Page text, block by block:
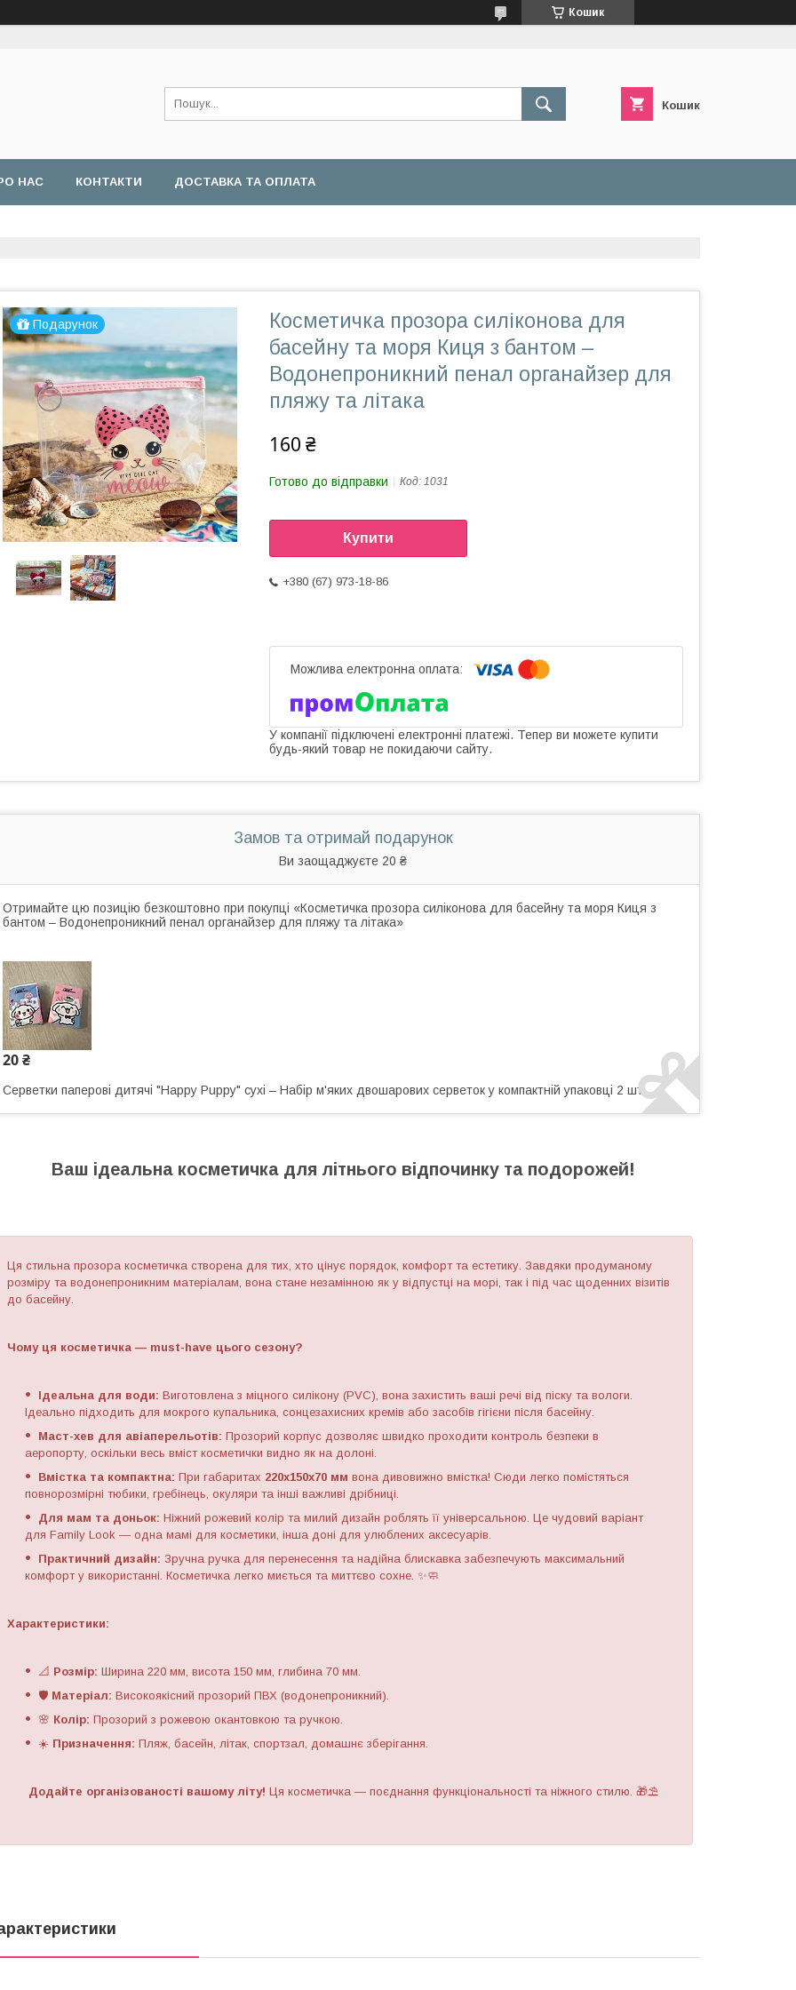
Кошик
Кошик
НАС КОНТАКТИ ДОСТАВКА ТА ОПЛАТА
Подарунок
Косметичка прозора силіконова для
басейну та моря Киця з бантом –
Водонепроникний пенал органайзер для
пляжу та літака
160 ₴
Готово до відправки Код: 1031
Купити
+380 (67) 973-18-86
У компанії підключені електронні платежі. Тепер ви можете купити
будь-який товар не покидаючи сайту.
Замов та отримай подарунок
Ви заощаджуєте 20 ₴
Отримайте цю позицію безкоштовно при покупці «Косметичка прозора силіконова для басейну та моря Киця з
бантом – Водонепроникний пенал органайзер для пляжу та літака»
20 ₴
Серветки паперові дитячі "Happy Puppy" сухі – Набір м'яких двошарових серветок у компактній упаковці 2 шт.
Ваш ідеальна косметичка для літнього відпочинку та подорожей!
Ця стильна прозора косметичка створена для тих, хто цінує порядок, комфорт та естетику. Завдяки продуманому
розміру та водонепроникним матеріалам, вона стане незамінною як у відпустці на морі, так і під час щоденних візитів
до басейну.
Чому ця косметичка — must-have цього сезону?
Ідеальна для води: Виготовлена з міцного силікону (PVC), вона захистить ваші речі від піску та вологи.
Ідеально підходить для мокрого купальника, сонцезахисних кремів або засобів гігієни після басейну.
Маст-хев для авіаперельотів: Прозорий корпус дозволяє швидко проходити контроль безпеки в
аеропорту, оскільки весь вміст косметички видно як на долоні.
Вмістка та компактна: При габаритах 220х150х70 мм вона дивовижно вмістка! Сюди легко помістяться
повнорозмірні тюбики, гребінець, окуляри та інші важливі дрібниці.
Для мам та доньок: Ніжний рожевий колір та милий дизайн роблять її універсальною. Це чудовий варіант
для Family Look — одна мамі для косметики, інша доні для улюблених аксесуарів.
Практичний дизайн: Зручна ручка для перенесення та надійна блискавка забезпечують максимальний
комфорт у використанні. Косметичка легко миється та миттєво сохне. ✨🧼
Характеристики:
📐 Розмір: Ширина 220 мм, висота 150 мм, глибина 70 мм.
🛡️ Матеріал: Високоякісний прозорий ПВХ (водонепроникний).
🌸 Колір: Прозорий з рожевою окантовкою та ручкою.
☀️ Призначення: Пляж, басейн, літак, спортзал, домашнє зберігання.
Додайте організованості вашому літу! Ця косметичка — поєднання функціональності та ніжного стилю. 🎁⛱️